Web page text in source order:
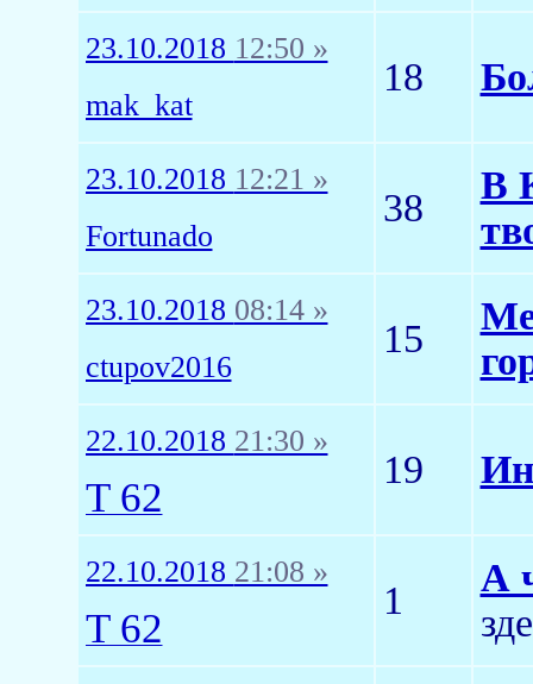
23.10.2018 12:50 »
mak_kat
18
23.10.2018 12:21 »
Fortunado
38
В
23.10.2018 08:14 »
ctupov2016
15
22.10.2018 21:30 »
T 62
19
22.10.2018 21:08 »
T 62
1
А